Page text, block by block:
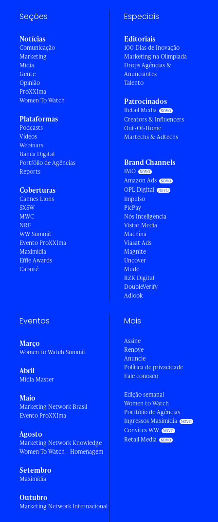
Seções
Notícias
Comunicação
Marketing
Mídia
Gente
Opinião
ProXXIma
Women To Watch
Plataformas
Podcasts
Vídeos
Webinars
Banca Digital
Portfólio de Agências
Reports
Coberturas
Cannes Lions
SXSW
MWC
NRF
WW Summit
Evento ProXXIma
Maximídia
Effie Awards
Caboré
Especiais
Editoriais
100 Dias de Inovação
Marketing na Olimpíada
Drops Agências &
Anunciantes
Talento
Patrocinados
Retail Media
Creators & Influencers
Out-Of-Home
Martechs & Adtechs
Brand Channels
IMO
Amazon Ads
OPL Digital
Impulso
PicPay
Nós Inteligência
Vistar Media
Machina
Viasat Ads
Magnite
Uncover
Mude
RZK Digital
DoubleVerify
Adlook
Eventos
Março
Women to Watch Summit
Abril
Mídia Master
Maio
Marketing Network Brasil
Evento ProXXIma
Agosto
Marketing Network Knowledge
Women To Watch - Homenagem
Setembro
Maximídia
Outubro
Marketing Network Internacional
Mais
Assine
Renove
Anuncie
Política de privacidade
Fale conosco
Edição semanal
Women to Watch
Portfólio de Agências
Ingressos Maximídia
Convites WW
Retail Media